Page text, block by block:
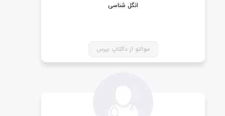
انگل شناسی
سوالتو از داکتاپ بپرس